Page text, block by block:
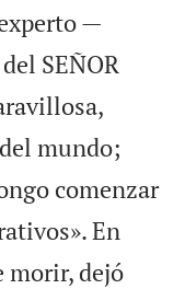
—
SEÑOR
mundo;
comenzar
En
morir, dejó